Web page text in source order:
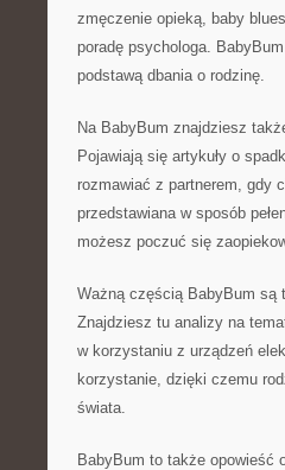
zmęczenie opieką, baby
poradę psychologa.
podstawą dbania o rodzinę.
Na BabyBum znajdziesz
Pojawiają się artykuły o
rozmawiać z partnerem, gdy
przedstawiana w sposób
możesz poczuć się
Ważną częścią BabyBum są
Znajdziesz tu analizy na
w korzystaniu z urządzeń
korzystanie, dzięki czemu
świata.
BabyBum to także opowieść